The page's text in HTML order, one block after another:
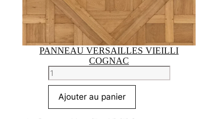
PANNEAU VERSAILLES VIEILLI
COGNAC
quantité
de
Panneau
Versailles
Ajouter au panier